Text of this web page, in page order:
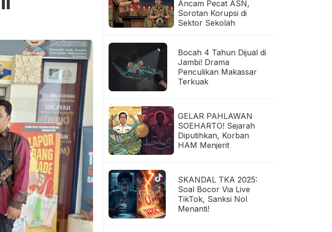
Ancam Pecat ASN,
Sorotan Korupsi di
Sektor Sekolah
Bocah 4 Tahun Dijual di
Jambi! Drama
Penculikan Makassar
Terkuak
GELAR PAHLAWAN
SOEHARTO! Sejarah
Diputihkan, Korban
HAM Menjerit
SKANDAL TKA 2025:
Soal Bocor Via Live
TikTok, Sanksi Nol
Menanti!